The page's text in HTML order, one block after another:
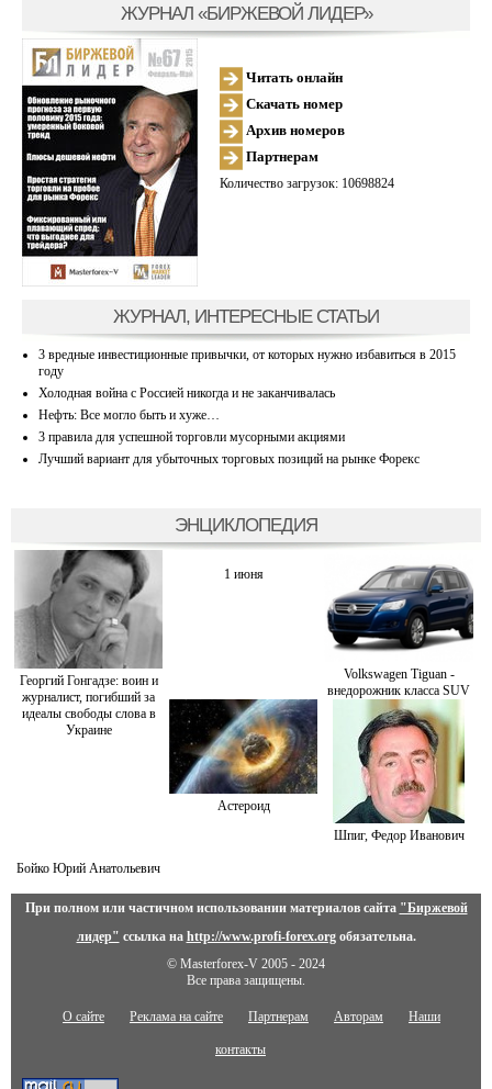
ЖУРНАЛ «БИРЖЕВОЙ ЛИДЕР»
Читать онлайн
Скачать номер
Архив номеров
Партнерам
Количество загрузок: 10698824
ЖУРНАЛ, ИНТЕРЕСНЫЕ СТАТЬИ
3 вредные инвестиционные привычки, от которых нужно избавиться в 2015
году
Холодная война с Россией никогда и не заканчивалась
Нефть: Все могло быть и хуже…
3 правила для успешной торговли мусорными акциями
Лучший вариант для убыточных торговых позиций на рынке Форекс
ЭНЦИКЛОПЕДИЯ
Георгий Гонгадзе: воин и
журналист, погибший за
идеалы свободы слова в
Украине
1 июня
Volkswagen Tiguan -
внедорожник класса SUV
Астероид
Шпиг, Федор Иванович
Бойко Юрий Анатольевич
При полном или частичном использовании материалов сайта "Биржевой
лидер" ссылка на http://www.profi-forex.orgобязательна.
© Masterforex-V 2005 - 2024
Все права защищены.
О сайте Реклама на сайте Партнерам Авторам Наши
контакты